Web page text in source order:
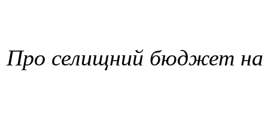
Про селищний бюджет на